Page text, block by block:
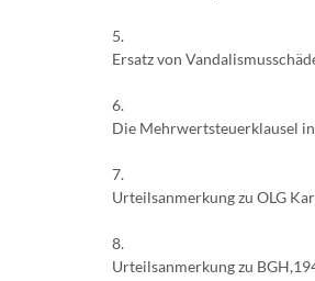
5.
Ersatz von
6.
Die Mehrwertsteuerklausel
7.
Urteilsanmerkung zu OLG
8.
Urteilsanmerkung zu